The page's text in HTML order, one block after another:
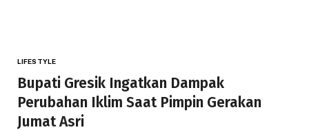
LIFESTYLE
Bupati Gresik Ingatkan Dampak
Perubahan Iklim Saat Pimpin Gerakan
Jumat Asri